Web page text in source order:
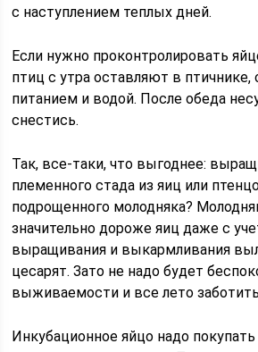
с наступлением теплых дней.
Если нужно проконтролировать
птиц с утра оставляют в птичнике,
питанием и водой. После обеда
снестись.
Так, все-таки, что выгоднее:
племенного стада из яиц или
подрощенного молодняка?
значительно дороже яиц даже с
выращивания и выкармливания
цесарят. Зато не надо будет
выживаемости и все лето
Инкубационное яйцо надо